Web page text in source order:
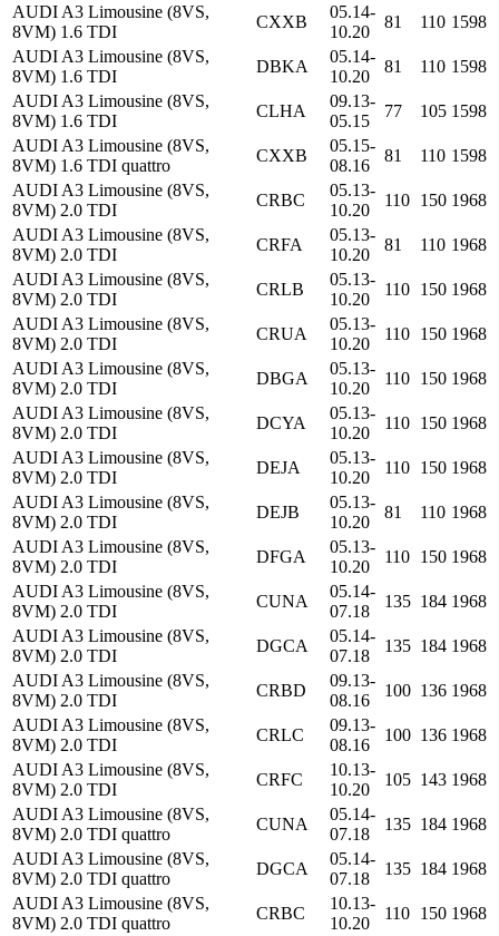
AUDI A3 Limousine (8VS,
8VM) 1.6 TDI
CXXB
05.14-
10.20
81 110 1598
AUDI A3 Limousine (8VS,
8VM) 1.6 TDI
DBKA
05.14-
10.20
81 110 1598
AUDI A3 Limousine (8VS,
8VM) 1.6 TDI
CLHA
09.13-
05.15
77 105 1598
AUDI A3 Limousine (8VS,
8VM) 1.6 TDI quattro
CXXB
05.15-
08.16
81 110 1598
AUDI A3 Limousine (8VS,
8VM) 2.0 TDI
CRBC
05.13-
10.20
110 150 1968
AUDI A3 Limousine (8VS,
8VM) 2.0 TDI
CRFA
05.13-
10.20
81 110 1968
AUDI A3 Limousine (8VS,
8VM) 2.0 TDI
CRLB
05.13-
10.20
110 150 1968
AUDI A3 Limousine (8VS,
8VM) 2.0 TDI
CRUA
05.13-
10.20
110 150 1968
AUDI A3 Limousine (8VS,
8VM) 2.0 TDI
DBGA
05.13-
10.20
110 150 1968
AUDI A3 Limousine (8VS,
8VM) 2.0 TDI
DCYA
05.13-
10.20
110 150 1968
AUDI A3 Limousine (8VS,
8VM) 2.0 TDI
DEJA
05.13-
10.20
110 150 1968
AUDI A3 Limousine (8VS,
8VM) 2.0 TDI
DEJB
05.13-
10.20
81 110 1968
AUDI A3 Limousine (8VS,
8VM) 2.0 TDI
DFGA
05.13-
10.20
110 150 1968
AUDI A3 Limousine (8VS,
8VM) 2.0 TDI
CUNA
05.14-
07.18
135 184 1968
AUDI A3 Limousine (8VS,
8VM) 2.0 TDI
DGCA
05.14-
07.18
135 184 1968
AUDI A3 Limousine (8VS,
8VM) 2.0 TDI
CRBD
09.13-
08.16
100 136 1968
AUDI A3 Limousine (8VS,
8VM) 2.0 TDI
CRLC
09.13-
08.16
100 136 1968
AUDI A3 Limousine (8VS,
8VM) 2.0 TDI
CRFC
10.13-
10.20
105 143 1968
AUDI A3 Limousine (8VS,
8VM) 2.0 TDI quattro
CUNA
05.14-
07.18
135 184 1968
AUDI A3 Limousine (8VS,
8VM) 2.0 TDI quattro
DGCA
05.14-
07.18
135 184 1968
AUDI A3 Limousine (8VS,
8VM) 2.0 TDI quattro
CRBC
10.13-
10.20
110 150 1968